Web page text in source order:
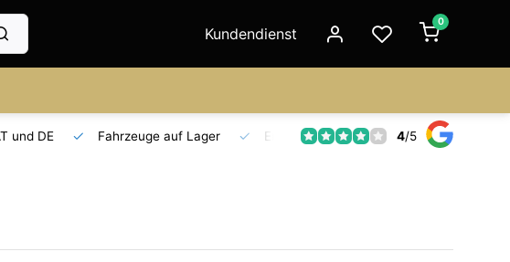
Kundendienst
0
und DE Fahrzeuge auf Lager Ersatzteilversorgung Seit 18
4/5